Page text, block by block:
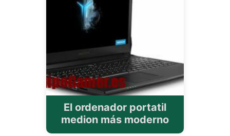
El ordenador portatil
medion más moderno